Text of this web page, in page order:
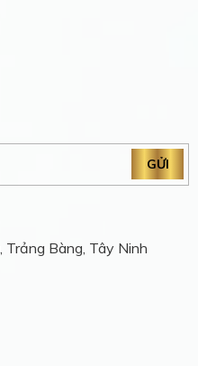
Bàng, Tây Ninh